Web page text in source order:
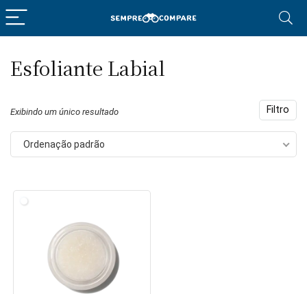
Esfoliante Labial
Filtro
Exibindo um único resultado
Ordenação padrão